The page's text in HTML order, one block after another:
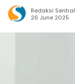
Redaksi Sentral
26 June 2025